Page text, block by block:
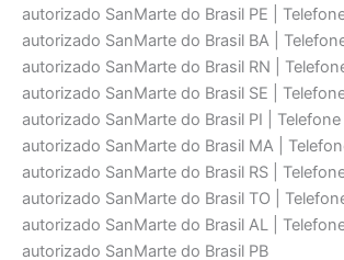
autorizado SanMarte do Brasil PE |
autorizado SanMarte do Brasil BA |
autorizado SanMarte do Brasil RN |
autorizado SanMarte do Brasil SE |
autorizado SanMarte do Brasil PI |
autorizado SanMarte do Brasil MA |
autorizado SanMarte do Brasil RS |
autorizado SanMarte do Brasil TO |
autorizado SanMarte do Brasil AL |
autorizado SanMarte do Brasil PB